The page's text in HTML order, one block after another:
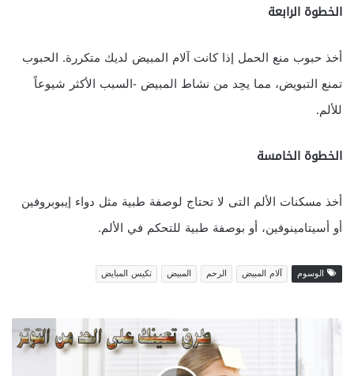
الخطوة الرابعة
أخذ حبوب منع الحمل إذا كانت آلام المبيض لديك متكررة. الحبوب
تمنع التبويض، مما يحِد من نشاط المبيض -السبب الأكثر شيوعاً
للألم.
الخطوة الخامسة
أخذ مسكنات الألم التى لا تحتاج لوصفة طبية مثل دواء إيبوبروفين
أو أسيتامينوفين، أو بوصفة طبية للتحكم في الألم.
الوسوم آلام المبيض الرحم المبيض تكيس المبايض
ط